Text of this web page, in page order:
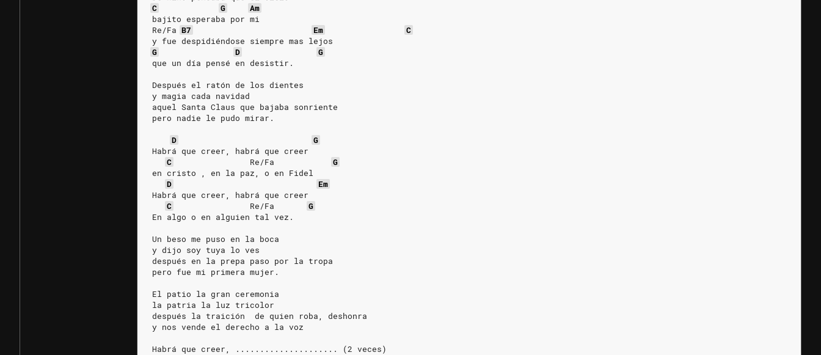
C
G
Am
bajito esperaba por mi
Re/Fa B7 Em
C
y fue despidiéndose siempre mas lejos
G
D
G
que un día pensé en desistir.
Después el ratón de los dientes
y magia cada navidad
aquel Santa Claus que bajaba sonriente
pero nadie le pudo mirar.
D
G
Habrá que creer, habrá que creer
C
Re/Fa
G
en cristo , en la paz, o en Fidel
D
Em
Habrá que creer, habrá que creer
C
Re/Fa
G
En algo o en alguien tal vez.
Un beso me puso en la boca
y dijo soy tuya lo ves
después en la prepa paso por la tropa
pero fue mi primera mujer.
El patio la gran ceremonia
la patria la luz tricolor
después la traición  de quien roba, deshonra
y nos vende el derecho a la voz
Habrá que creer, ..................... (2 veces)